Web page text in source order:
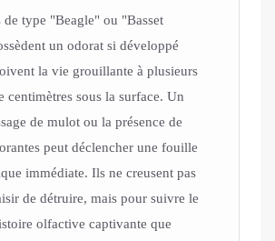
de type "Beagle" ou "Basset
un odorat si développé
la vie grouillante à plusieurs
centimètres sous la surface. Un
de mulot ou la présence de
peut déclencher une fouille
immédiate. Ils ne creusent pas
de détruire, mais pour suivre le
olfactive captivante que